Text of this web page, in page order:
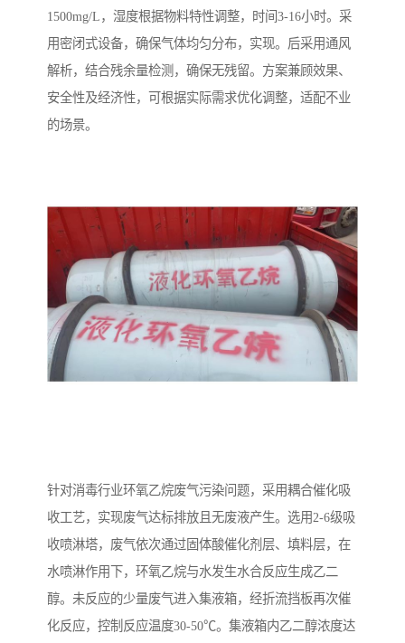
1500mg/L，湿度根据物料特性调整，时间3-16小时。采
用密闭式设备，确保气体均匀分布，实现。后采用通风
解析，结合残余量检测，确保无残留。方案兼顾效果、
安全性及经济性，可根据实际需求优化调整，适配不业
的场景。
针对消毒行业环氧乙烷废气污染问题，采用耦合催化吸
收工艺，实现废气达标排放且无废液产生。选用2-6级吸
收喷淋塔，废气依次通过固体酸催化剂层、填料层，在
水喷淋作用下，环氧乙烷与水发生水合反应生成乙二
醇。未反应的少量废气进入集液箱，经折流挡板再次催
化反应，控制反应温度30-50℃。集液箱内乙二醇浓度达